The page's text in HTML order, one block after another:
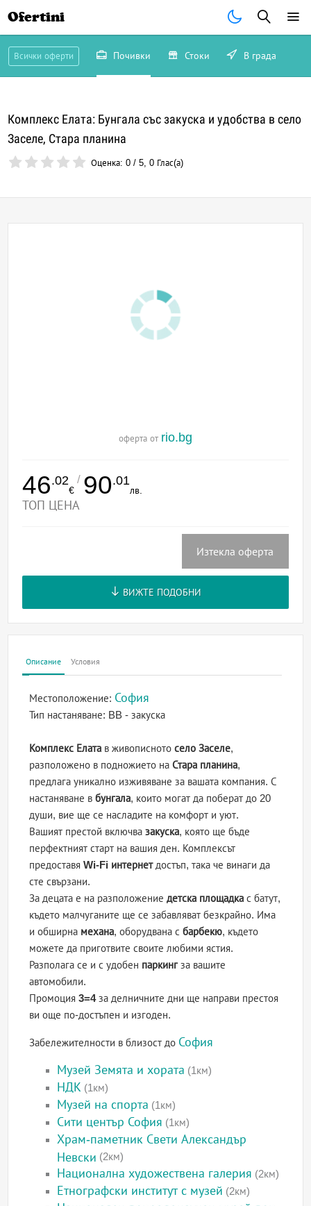
Ofertini
Всички оферти Почивки Стоки В града
Комплекс Елата: Бунгала със закуска и удобства в село
Заселе, Стара планина
Оценка:0 /5,0 Глас(а)
оферта от rio.bg
46.02
€
/ 90.01
лв.
ТОП ЦЕНА
Изтекла оферта
ВИЖТЕ ПОДОБНИ
Описание Условия
Местоположение: София
Тип настаняване: BB - закуска
Комплекс Елата в живописнотосело Заселе,
разположено в подножието наСтара планина,
предлага уникално изживяване за вашата компания. С
настаняване вбунгала, които могат да поберат до 20
души, вие ще се насладите на комфорт и уют.
Вашият престой включвазакуска, която ще бъде
перфектният старт на вашия ден. Комплексът
предоставяWi-Fi интернетдостъп, така че винаги да
сте свързани.
За децата е на разположениедетска площадка с батут,
където малчуганите ще се забавляват безкрайно. Има
и обширна механа, оборудвана сбарбекю, където
можете да приготвите своите любими ястия.
Разполага се и с удобен паркингза вашите
автомобили.
Промоция3=4за делничните дни ще направи престоя
ви още по-достъпен и изгоден.
Забележителности в близост до София
Музей Земята и хората (1км)
НДК (1км)
Музей на спорта (1км)
Сити център София (1км)
Храм-паметник Свети Александър
Невски (2км)
Национална художествена галерия (2км)
Етнографски институт с музей (2км)